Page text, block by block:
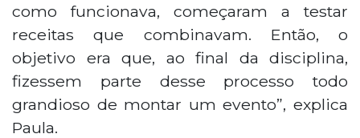
como funcionava, começaram a testar
receitas que combinavam. Então, o
objetivo era que, ao final da disciplina,
fizessem parte desse processo todo
grandioso de montar um evento”, explica
Paula.